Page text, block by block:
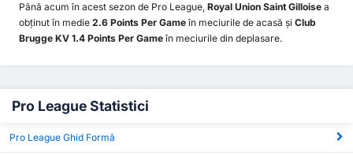
Până acum în acest sezon de Pro League, Royal Union Saint Gilloise a
obținut în medie 2.6 Points Per Gameîn meciurile de acasă și Club
Brugge KV 1.4 Points Per Gameîn meciurile din deplasare.
Pro League Statistici
Pro League Ghid Formă